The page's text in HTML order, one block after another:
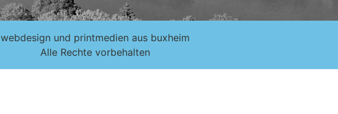
webdesign und printmedien aus buxheim
Alle Rechte vorbehalten